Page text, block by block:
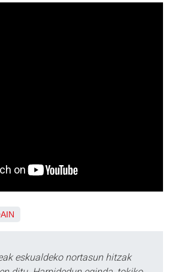
eskualdeko nortasun hitzak